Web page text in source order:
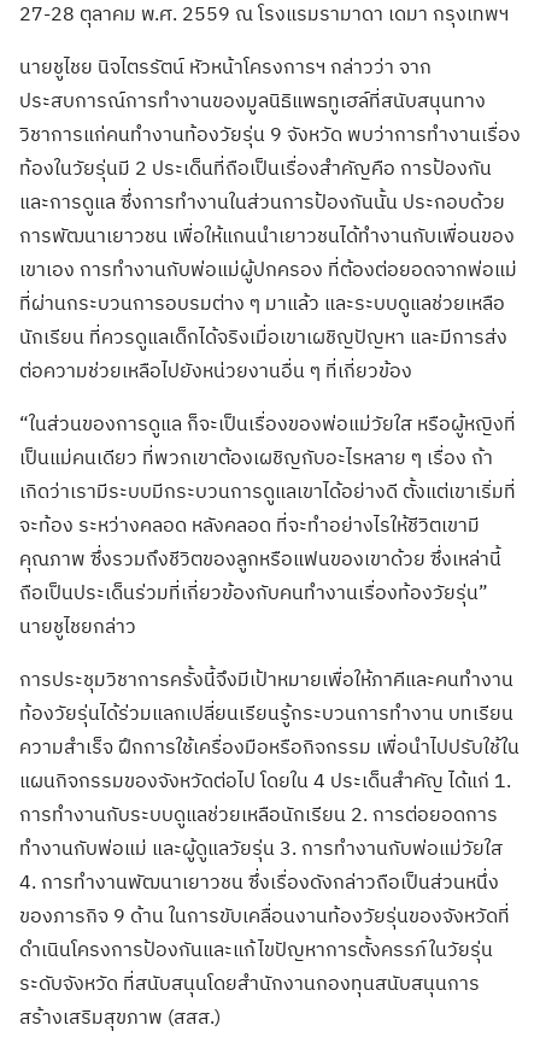
27-28 ตุลาคม พ.ศ. 2559 ณ โรงแรมรามาดา เดมา กรุงเทพฯ
นายชูไชย นิจไตรรัตน์ หัวหน้าโครงการฯ กล่าวว่า จาก
ประสบการณ์การทำงานของมูลนิธิแพธทูเฮล์ที่สนับสนุนทาง
วิชาการแก่คนทำงานท้องวัยรุ่น 9 จังหวัด พบว่าการทำงานเรื่อง
ท้องในวัยรุ่นมี 2 ประเด็นที่ถือเป็นเรื่องสำคัญคือ การป้องกัน
และการดูแล ซึ่งการทำงานในส่วนการป้องกันนั้น ประกอบด้วย
การพัฒนาเยาวชน เพื่อให้แกนนำเยาวชนได้ทำงานกับเพื่อนของ
เขาเอง การทำงานกับพ่อแม่ผู้ปกครอง ที่ต้องต่อยอดจากพ่อแม่
ที่ผ่านกระบวนการอบรมต่าง ๆ มาแล้ว และระบบดูแลช่วยเหลือ
นักเรียน ที่ควรดูแลเด็กได้จริงเมื่อเขาเผชิญปัญหา และมีการส่ง
ต่อความช่วยเหลือไปยังหน่วยงานอื่น ๆ ที่เกี่ยวข้อง
“ในส่วนของการดูแล ก็จะเป็นเรื่องของพ่อแม่วัยใส หรือผู้หญิงที่
เป็นแม่คนเดียว ที่พวกเขาต้องเผชิญกับอะไรหลาย ๆ เรื่อง ถ้า
เกิดว่าเรามีระบบมีกระบวนการดูแลเขาได้อย่างดี ตั้งแต่เขาเริ่มที่
จะท้อง ระหว่างคลอด หลังคลอด ที่จะทำอย่างไรให้ชีวิตเขามี
คุณภาพ ซึ่งรวมถึงชีวิตของลูกหรือแฟนของเขาด้วย ซึ่งเหล่านี้
ถือเป็นประเด็นร่วมที่เกี่ยวข้องกับคนทำงานเรื่องท้องวัยรุ่น”
นายชูไชยกล่าว
การประชุมวิชาการครั้งนี้จึงมีเป้าหมายเพื่อให้ภาคีและคนทำงาน
ท้องวัยรุ่นได้ร่วมแลกเปลี่ยนเรียนรู้กระบวนการทำงาน บทเรียน
ความสำเร็จ ฝึกการใช้เครื่องมือหรือกิจกรรม เพื่อนำไปปรับใช้ใน
แผนกิจกรรมของจังหวัดต่อไป โดยใน 4 ประเด็นสำคัญ ได้แก่ 1.
การทำงานกับระบบดูแลช่วยเหลือนักเรียน 2. การต่อยอดการ
ทำงานกับพ่อแม่ และผู้ดูแลวัยรุ่น 3. การทำงานกับพ่อแม่วัยใส
4. การทำงานพัฒนาเยาวชน ซึ่งเรื่องดังกล่าวถือเป็นส่วนหนึ่ง
ของภารกิจ 9 ด้าน ในการขับเคลื่อนงานท้องวัยรุ่นของจังหวัดที่
ดำเนินโครงการป้องกันและแก้ไขปัญหาการตั้งครรภ์ในวัยรุ่น
ระดับจังหวัด ที่สนับสนุนโดยสำนักงานกองทุนสนับสนุนการ
สร้างเสริมสุขภาพ (สสส.)